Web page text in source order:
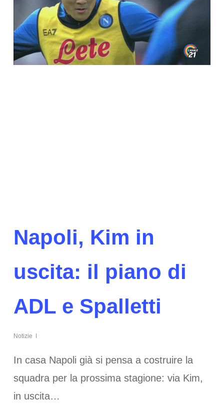
Napoli, Kim in
uscita: il piano di
ADL e Spalletti
Notizie
In casa Napoli già si pensa a costruire la
squadra per la prossima stagione: via Kim,
in uscita…